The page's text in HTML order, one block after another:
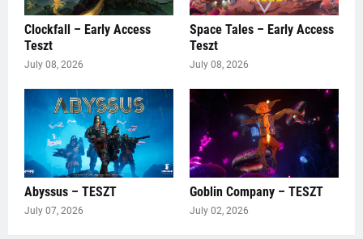
Clockfall – Early Access
Teszt
July 08, 2026
Space Tales – Early Access
Teszt
July 08, 2026
Abyssus – TESZT
July 07, 2026
Goblin Company – TESZT
July 02, 2026